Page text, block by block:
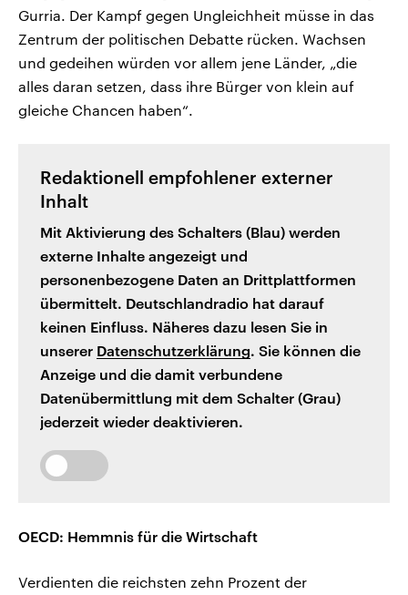
Gurria. Der Kampf gegen Ungleichheit müsse in das
Zentrum der politischen Debatte rücken. Wachsen
und gedeihen würden vor allem jene Länder, „die
alles daran setzen, dass ihre Bürger von klein auf
gleiche Chancen haben“.
Redaktionell empfohlener externer
Inhalt
Mit Aktivierung des Schalters (Blau) werden
externe Inhalte angezeigt und
personenbezogene Daten an Drittplattformen
übermittelt. Deutschlandradio hat darauf
keinen Einfluss. Näheres dazu lesen Sie in
unserer Datenschutzerklärung. Sie können die
Anzeige und die damit verbundene
Datenübermittlung mit dem Schalter (Grau)
jederzeit wieder deaktivieren.
OECD: Hemmnis für die Wirtschaft
Verdienten die reichsten zehn Prozent der